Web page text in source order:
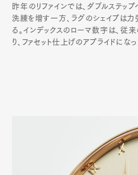
昨年のリファインでは、ダブルステッ
洗練を増す一方、ラグのシェイプは力
る。インデックスのローマ数字は、従
り、ファセット仕上げのアプライドになっ